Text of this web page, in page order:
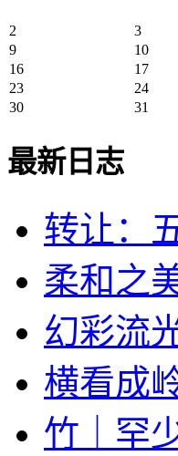
2 3
9
10
16
17
23
24
30
31
最新日志
转让：
柔和之
幻彩流
横看成
竹｜罕